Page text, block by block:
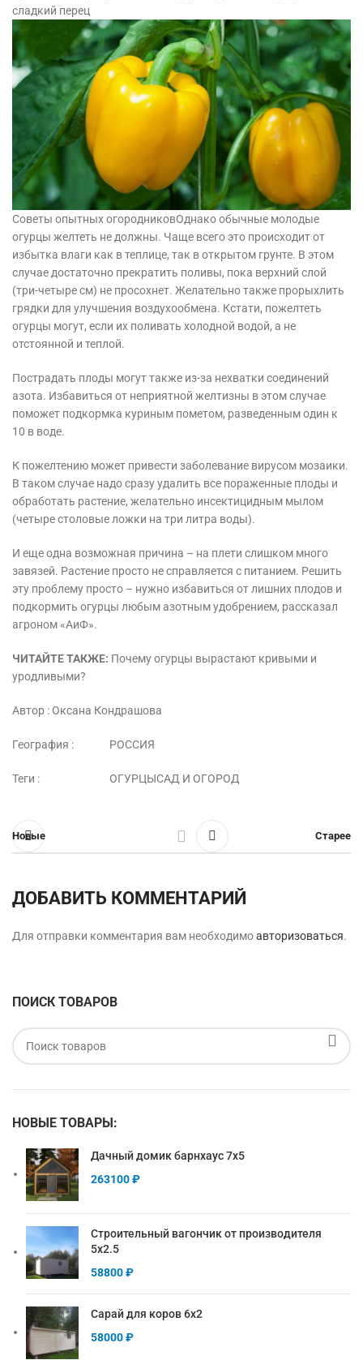
сладкий перец
Советы опытных огородниковОднако обычные молодые
огурцы желтеть не должны. Чаще всего это происходит от
избытка влаги как в теплице, так в открытом грунте. В этом
случае достаточно прекратить поливы, пока верхний слой
(три-четыре см) не просохнет. Желательно также прорыхлить
грядки для улучшения воздухообмена. Кстати, пожелтеть
огурцы могут, если их поливать холодной водой, а не
отстоянной и теплой.
Пострадать плоды могут также из-за нехватки соединений
азота. Избавиться от неприятной желтизны в этом случае
поможет подкормка куриным пометом, разведенным один к
10 в воде.
К пожелтению может привести заболевание вирусом мозаики.
В таком случае надо сразу удалить все пораженные плоды и
обработать растение, желательно инсектицидным мылом
(четыре столовые ложки на три литра воды).
И еще одна возможная причина – на плети слишком много
завязей. Растение просто не справляется с питанием. Решить
эту проблему просто – нужно избавиться от лишних плодов и
подкормить огурцы любым азотным удобрением, рассказал
агроном «АиФ».
ЧИТАЙТЕ ТАКЖЕ: Почему огурцы вырастают кривыми и
уродливыми?
Автор :Оксана Кондрашова
География : РОССИЯ
Теги : ОГУРЦЫСАД И ОГОРОД
Новые Старее
ДОБАВИТЬ КОММЕНТАРИЙ
Для отправки комментария вам необходимоавторизоваться.
ПОИСК ТОВАРОВ
НОВЫЕ ТОВАРЫ:
Дачный домик барнхаус 7х5
263100₽
Строительный вагончик от производителя
5х2.5
58800₽
Сарай для коров 6х2
58000₽